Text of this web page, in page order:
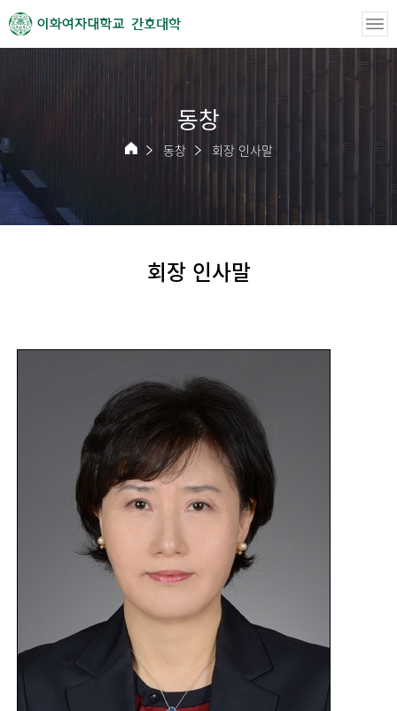
간호대학
동창
동창 회장 인사말
회장 인사말